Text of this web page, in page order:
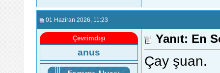
01 Haziran 2026 , 11:23
Çevrimdışı
anus
Yanıt: En
Çay şuan.